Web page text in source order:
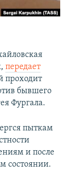
передает
проходит
бывшего
Фургала.
пыткам
и после
состоянии.